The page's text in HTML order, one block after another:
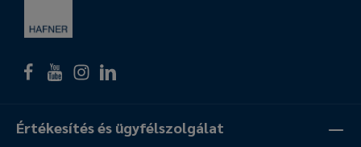
Értékesítés és ügyfélszolgálat